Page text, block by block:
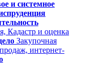
и системное
Кадастр и оценка
Закупочная
интернет-